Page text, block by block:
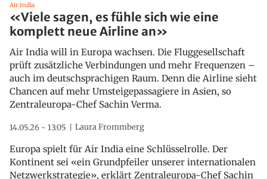
Air India
«Viele sagen, es fühle sich wie eine
komplett neue Airline an»
Air India will in Europa wachsen. Die Fluggesellschaft
prüft zusätzliche Verbindungen und mehr Frequenzen –
auch im deutschsprachigen Raum. Denn die Airline sieht
Chancen auf mehr Umsteigepassagiere in Asien, so
Zentraleuropa-Chef Sachin Verma.
14.05.26 - 13:05 Laura Frommberg
Europa spielt für Air India eine Schlüsselrolle. Der
Kontinent sei «ein Grundpfeiler unserer internationalen
Netzwerkstrategie», erklärt Zentraleuropa-Chef Sachin